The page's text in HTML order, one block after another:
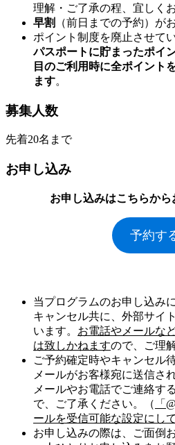
理解・ご了承の程、宜しく
早割
（前日までの予約）が
ポイント制度を廃止させて
パスポートに貯まったポイ
目のご利用時に全ポイント
ます。
募集人数
先着20名まで
お申し込み
お申し込みはこちらから
予約す
当プログラムのお申し込み
キャンセル共に、外部サイ
います。 お電話やメールな
は致しかねますので、ご理
ご予約確定時やキャンセル
メールがお客様宛に送信さ
メールやお電話でご連絡す
で、ご了承ください。（
「
ールを受信可能な設定にし
お申し込みの際は、ご面倒